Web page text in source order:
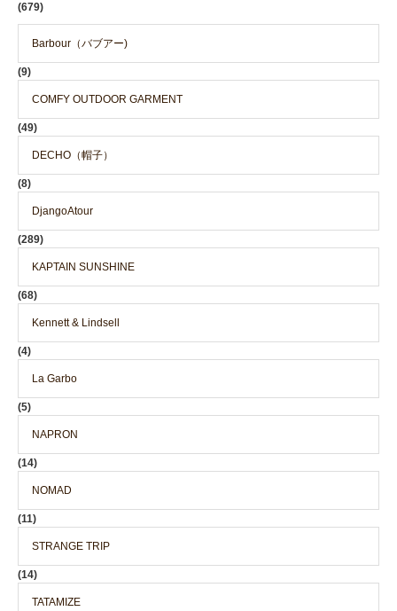
(679)
Barbour（バブアー)
(9)
COMFY OUTDOOR GARMENT
(49)
DECHO（帽子）
(8)
DjangoAtour
(289)
KAPTAIN SUNSHINE
(68)
Kennett & Lindsell
(4)
La Garbo
(5)
NAPRON
(14)
NOMAD
(11)
STRANGE TRIP
(14)
TATAMIZE